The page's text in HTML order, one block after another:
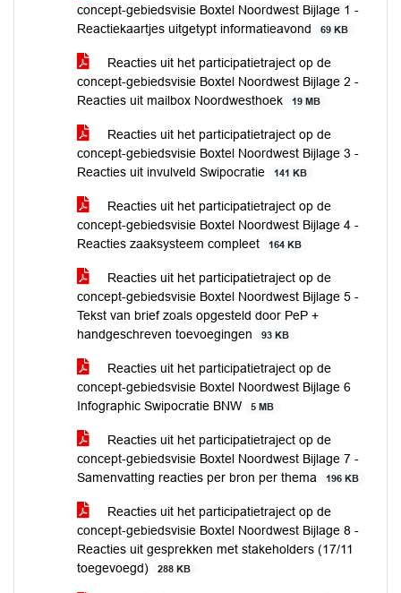
concept-gebiedsvisie Boxtel Noordwest Bijlage 1 -
Reactiekaartjes uitgetypt informatieavond
69 KB
Reacties uit het participatietraject op de
concept-gebiedsvisie Boxtel Noordwest Bijlage 2 -
Reacties uit mailbox Noordwesthoek
19 MB
Reacties uit het participatietraject op de
concept-gebiedsvisie Boxtel Noordwest Bijlage 3 -
Reacties uit invulveld Swipocratie
141 KB
Reacties uit het participatietraject op de
concept-gebiedsvisie Boxtel Noordwest Bijlage 4 -
Reacties zaaksysteem compleet
164 KB
Reacties uit het participatietraject op de
concept-gebiedsvisie Boxtel Noordwest Bijlage 5 -
Tekst van brief zoals opgesteld door PeP +
handgeschreven toevoegingen
93 KB
Reacties uit het participatietraject op de
concept-gebiedsvisie Boxtel Noordwest Bijlage 6
Infographic Swipocratie BNW
5 MB
Reacties uit het participatietraject op de
concept-gebiedsvisie Boxtel Noordwest Bijlage 7 -
Samenvatting reacties per bron per thema
196 KB
Reacties uit het participatietraject op de
concept-gebiedsvisie Boxtel Noordwest Bijlage 8 -
Reacties uit gesprekken met stakeholders (17/11
toegevoegd)
288 KB